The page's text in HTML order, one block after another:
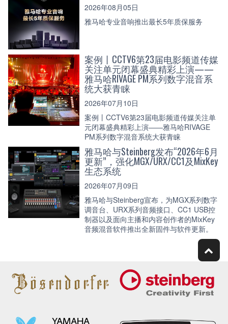
2026年08月05日
雅马哈专业音响推出最长5年质保服务
案例丨CCTV6第23届电影频道传媒
关注单元闭幕盛典精彩上演——
雅马哈RIVAGE PM系列数字混音系
统大获青睐
2026年07月10日
案例丨CCTV6第23届电影频道传媒关注单
元闭幕盛典精彩上演——雅马哈RIVAGE
PM系列数字混音系统大获青睐
雅马哈与Steinberg发布“2026年6月
更新”，强化MGX/URX/CC1及MixKey
生态系统
2026年07月09日
雅马哈与Steinberg宣布，为MGX系列数字
调音台、URX系列音频接口、CC1 USB控
制器以及面向主播和内容创作者的MixKey
音频混音软件推出全新固件与软件更新。